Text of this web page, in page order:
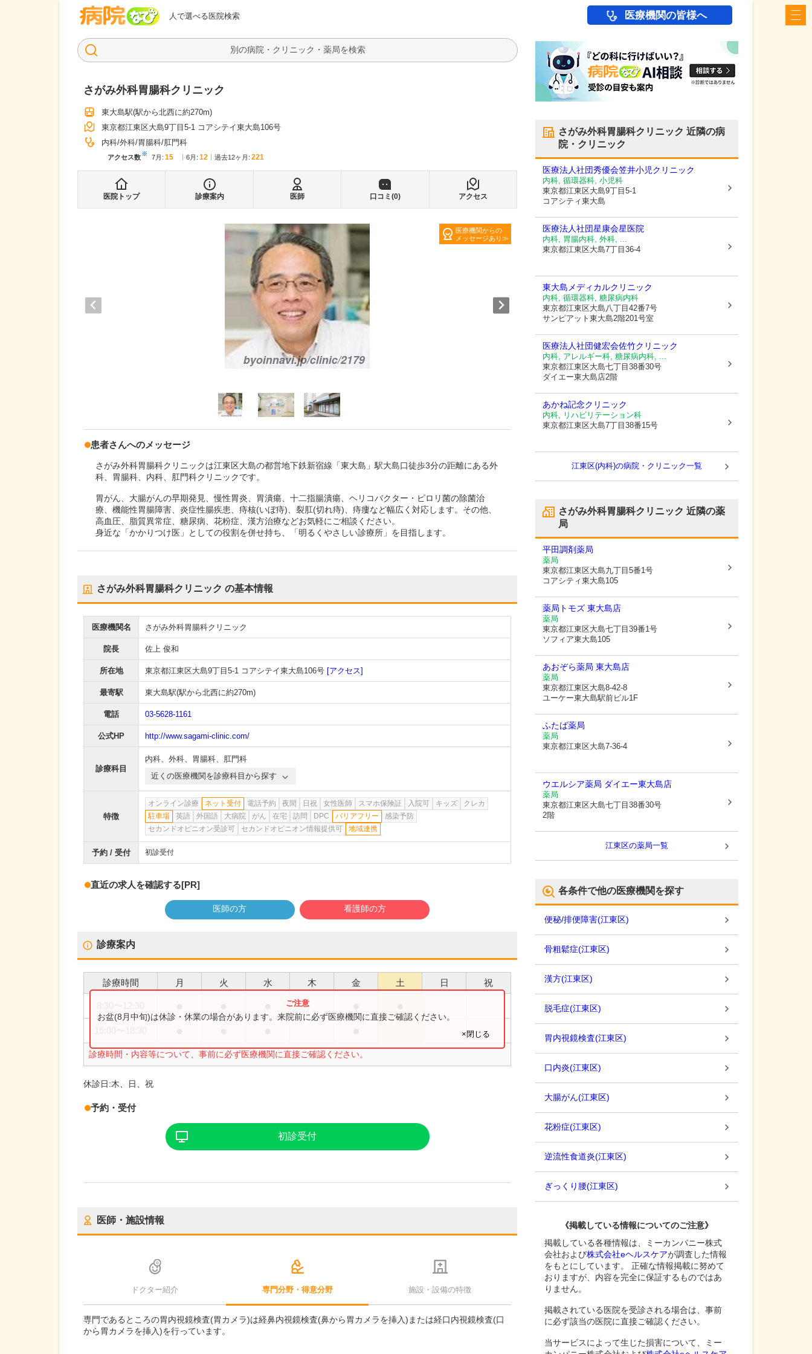
人で選べる医院検索
病院なび 医療機関の皆様へ
検索
さがみ外科胃腸科クリニック
東大島駅(駅から北西に約270m)
東京都江東区大島9丁目5-1 コアシテイ東大島106号
内科 外科 胃腸科 肛門科
アクセス数※ 7月 : 15 6月 : 12 過去12ヶ月: 221
医院トップ 診療案内 医師 口コミ(0) アクセス
医療機関からの
メッセージあり
患者さんへのメッセージ
さがみ外科胃腸科クリニックは江東区大島の都営地下鉄新宿線「東大島」駅大島口徒歩3分の距離にある外
科、胃腸科、内科、肛門科クリニックです。
胃がん、大腸がんの早期発見、慢性胃炎、胃潰瘍、十二指腸潰瘍、ヘリコバクター・ピロリ菌の除菌治
療、機能性胃腸障害、炎症性腸疾患、痔核(いぼ痔)、裂肛(切れ痔)、痔瘻など幅広く対応します。その他、
高血圧、脂質異常症、糖尿病、花粉症、漢方治療などお気軽にご相談ください。
身近な「かかりつけ医」としての役割を併せ持ち、「明るくやさしい診療所」を目指します。
さがみ外科胃腸科クリニック の基本情報
医療機関名 さがみ外科胃腸科クリニック
院長 佐上 俊和
所在地 東京都江東区大島9丁目5-1 コアシテイ東大島106号 [アクセス]
最寄駅 東大島駅(駅から北西に約270m)
電話 03-5628-1161
公式HP http://www.sagami-clinic.com/
診療科目
内科、 外科、 胃腸科、 肛門科
近くの医療機関を診療科目から探す
特徴
オンライン診療 ネット受付 電話予約 夜間 日祝 女性医師 スマホ保険証 入院可 キッズ
クレカ
駐車場
英語 外国語 大病院 がん 在宅 訪問 DPC バリアフリー
感染予防
セカンドオピニオン受診可
セカンドオピニオン情報提供可 地域連携
予約 / 受付 初診受付
直近の求人を確認する[PR]
医師の方 看護師の方
診療案内
診療時間 月 火 水 木 金 土 日 祝
診療時間・内容等について、事前に必ず医療機関に直接ご確認ください。
お盆(8月中旬)は休診・休業の場合があります。来院前に必ず医療機関に直接ご確認ください。
×閉じる
休診日:木、日、祝
予約・受付
初診受付
医師・施設情報
ドクター紹介 専門分野・得意分野 施設・設備の特徴
専門であるところの胃内視鏡検査(胃カメラ)は経鼻内視鏡検査(鼻から胃カメラを挿入)または経口内視鏡検査(口
から胃カメラを挿入)を行っています。
さがみ外科胃腸科クリニック 近隣の病
院・クリニック
医療法人社団秀優会笠井小児クリニック
内科, 循環器科, 小児科
東京都江東区大島9丁目5-1
コアシティ東大島
医療法人社団星康会星医院
内科, 胃腸内科, 外科, ...
東京都江東区大島7丁目36-4
東大島メディカルクリニック
内科, 循環器科, 糖尿病内科
東京都江東区大島八丁目42番7号
サンピアット東大島2階201号室
医療法人社団健宏会佐竹クリニック
内科, アレルギー科, 糖尿病内科, ...
東京都江東区大島七丁目38番30号
ダイエー東大島店2階
あかね記念クリニック
内科, リハビリテーション科
東京都江東区大島7丁目38番15号
江東区(内科)の病院・クリニック一覧
さがみ外科胃腸科クリニック 近隣の薬
局
平田調剤薬局
薬局
東京都江東区大島九丁目5番1号
コアシティ東大島105
薬局トモズ 東大島店
薬局
東京都江東区大島七丁目39番1号
ソフィア東大島105
あおぞら薬局 東大島店
薬局
東京都江東区大島8-42-8
ユーケー東大島駅前ビル1F
ふたば薬局
薬局
東京都江東区大島7-36-4
ウエルシア薬局 ダイエー東大島店
薬局
東京都江東区大島七丁目38番30号
2階
江東区の薬局一覧
各条件で他の医療機関を探す
便秘/排便障害(江東区)
骨粗鬆症(江東区)
漢方(江東区)
脱毛症(江東区)
胃内視鏡検査(江東区)
口内炎(江東区)
大腸がん(江東区)
花粉症(江東区)
逆流性食道炎(江東区)
ぎっくり腰(江東区)
《掲載している情報についてのご注意》
掲載している各種情報は、ミーカンパニー株式
会社および株式会社eヘルスケアが調査した情報
をもとにしています。 正確な情報掲載に努めて
おりますが、内容を完全に保証するものではあ
りません。
掲載されている医院を受診される場合は、事前
に必ず該当の医院に直接ご確認ください。
当サービスによって生じた損害について、ミー